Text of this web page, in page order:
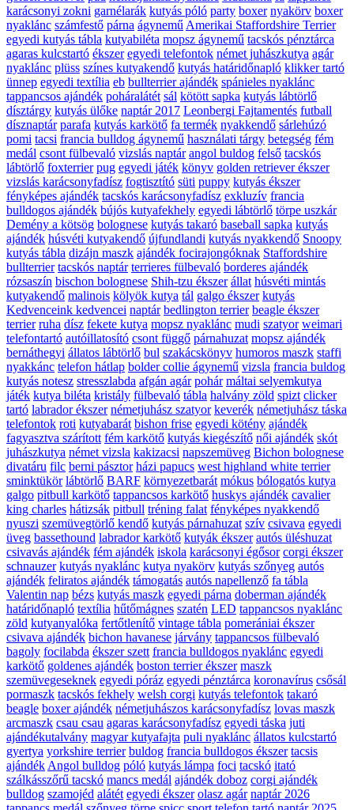
karácsonyi zokni garnélarák kutyás póló party boxer nyakörv boxer
nyaklánc számfestő párna ágynemű Amerikai Staffordshire Terrier
egyedi kutyás tábla kutyabiléta mopsz ágynemű tacskós pénztárca
agaras kulcstartó ékszer egyedi telefontok német juhászkutya agár
nyaklánc plüss színes kutyakendő kutyás határidőnapló klikker tartó
ünnep egyedi textília eb bullterrier ajándék spánieles nyaklánc
tappancsos ajándék poháralátét sál kötött sapka kutyás lábtörlő
dísztárgy kutyás ülőke naptár 2017 Leonbergi Fajtamentés futball
dísznaptár parafa kutyás karkötő fa termék nyakkendő sárlehúzó
pomi tacsi francia bulldog ágynemű használati tárgy betegség fém
medál csont fülbevaló vizslás naptár angol buldog felső tacskós
lábtörlő foxterrier pug egyedi játék könyv golden retriever ékszer
vizslás karácsonyfadísz fogtisztító süti puppy kutyás ékszer
fényképes ajándék tacskós karácsonyfadísz exkluzív francia
bulldogos ajándék bújós kutyafekhely egyedi lábtörlő törpe uszkár
Demény a kötsög bolognese kutyás takaró baseball sapka kutyás
ajándék húsvéti kutyakendő újfundlandi kutyás nyakkendő Snoopy
kutyás tábla dizájn maszk ajándék focirajongóknak Staffordshire
bullterrier tacskós naptár terrieres fülbevaló borderes ajándék
rózsaszín bischon bolognese Shih-tzu ékszer állat húsvéti mintás
kutyakendő malinois kölyök kutya tál galgo ékszer kutyás
Kedvenceink kedvencei naptár bedlington terrier beagle ékszer
terrier ruha dísz fekete kutya mopsz nyaklánc mudi szatyor weimari
telefontartó autóillatosító csont függő párnahuzat mopsz ajándék
bernáthegyi állatos lábtörlő bul szakácskönyv humoros maszk staffi
nyakkánc telefon hátlap bolder collie ágynemű vizsla francia buldog
kutyás notesz stresszlabda afgán agár pohár máltai selyemkutya
játék kutya biléta kristály fülbevaló tábla halvány zöld spizt clicker
tartó labrador ékszer németjuhász szatyor keverék németjuhász táska
telefontok roti kutyabarát bishon frise egyedi kötény ajándék
fagyasztva szárított fém karkötő kutyás kiegészítő női ajándék skót
juhászkutya német vizsla kakizacsi napszemüveg Bichon bolognese
divatáru filc berni pásztor házi papucs west highland white terrier
sminktükör lábtörlő BARF környezetbarát mókus bólogatós kutya
galgo pitbull karkötő tappancsos karkötő huskys ajándék cavalier
king charles hátizsák pitbull tréning falat fényképes nyakkendő
nyuszi szemüvegtörlő kendő kutyás párnahuzat szív csivava egyedi
üveg bassethound labrador karkötő kutyák ékszer autós üléshuzat
csivavás ajándék fém ajándék iskola karácsonyi égősor corgi ékszer
schnauzer kutyás nyaklánc kutya nyakörv kutyás szőnyeg autós
ajándék feliratos ajándék támogatás autós napellenző fa tábla
Valentin nap bézs kutyás maszk egyedi párna doberman ajándék
határidőnapló textília hűtőmágnes szatén LED tappancsos nyaklánc
zöld kutyanyalóka fertőtlenítő vintage tábla pomerániai ékszer
csivava ajándék bichon havanese járvány tappancsos fülbevaló
bagoly focilabda ékszer szett francia bulldogos nyaklánc egyedi
karkötő goldenes ajándék boston terrier ékszer maszk
szemüvegeseknek egyedi póráz egyedi pénztárca koronavírus csősál
pormaszk tacskós fekhely welsh corgi kutyás telefontok takaró
beagle boxer ajándék németjuhászos karácsonyfadísz lovas maszk
arcmaszk csau csau agaras karácsonyfadísz egyedi táska juti
ajándékutalvány magyar kutyafajta puli nyaklánc állatos kulcstartó
gyertya yorkshire terrier buldog francia bulldogos ékszer tacsis
ajándék Angol bulldog póló kutyás lámpa foci tacskó itató
szálkásszőrű tacskó mancs medál ajándék doboz corgi ajándék
bulldog szamojéd alátét egyedi ékszer olasz agár naptár 2026